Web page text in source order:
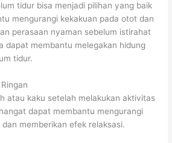
tidur bisa menjadi pilihan yang baik
mengurangi kekakuan pada otot dan
perasaan nyaman sebelum istirahat
dapat membantu melegakan hidung
tidur.
atau kaku setelah melakukan aktivitas
dapat membantu mengurangi
memberikan efek relaksasi.